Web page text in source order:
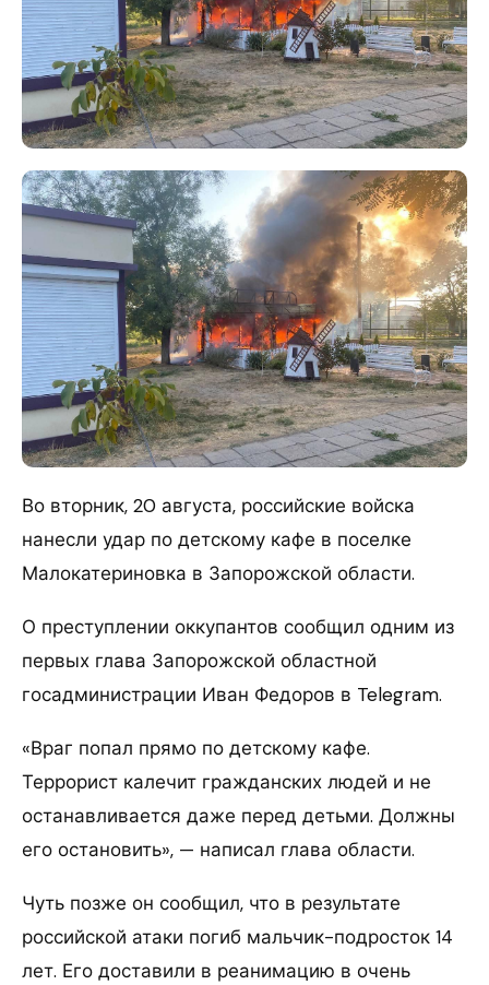
Во вторник, 20 августа, российские войска
нанесли удар по детскому кафе в поселке
Малокатериновка в Запорожской области.
О преступлении оккупантов сообщил одним из
первых глава Запорожской областной
госадминистрации Иван Федоров в Telegram.
«Враг попал прямо по детскому кафе.
Террорист калечит гражданских людей и не
останавливается даже перед детьми. Должны
его остановить», — написал глава области.
Чуть позже он сообщил, что в результате
российской атаки погиб мальчик-подросток 14
лет. Его доставили в реанимацию в очень